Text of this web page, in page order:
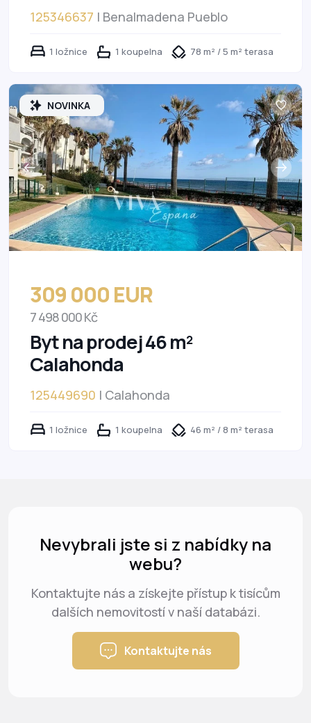
125346637 | Benalmadena Pueblo
1 ložnice 1 koupelna 78 m² / 5 m² terasa
NOVINKA
309 000 EUR
7 498 000 Kč
Byt na prodej 46 m²
Calahonda
125449690 | Calahonda
1 ložnice 1 koupelna 46 m² / 8 m² terasa
Nevybrali jste si z nabídky na
webu?
Kontaktujte nás a získejte přístup k tisícům
dalších nemovitostí v naší databázi.
Kontaktujte nás